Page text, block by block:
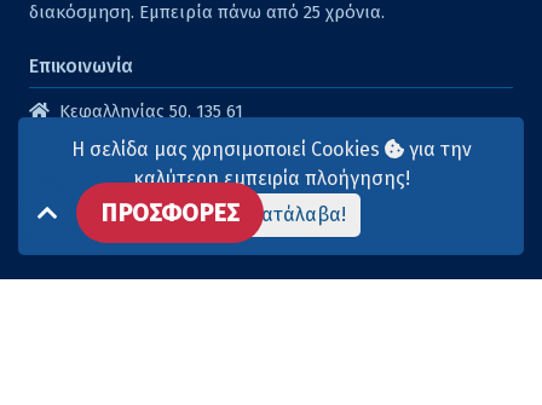
διακόσμηση. Εμπειρία πάνω από 25 χρόνια.
Επικοινωνία
Κεφαλληνίας 50, 135 61
Άγιοι Ανάργυροι
210 2614316
210 2615904
info@aqua-marina.gr
ΠΡΟΣΦΟΡΕΣ
Η σελίδα μας χρησιμοποιεί Cookies
για την
καλύτερη εμπειρία πλοήγησης!
Το κατάλαβα!